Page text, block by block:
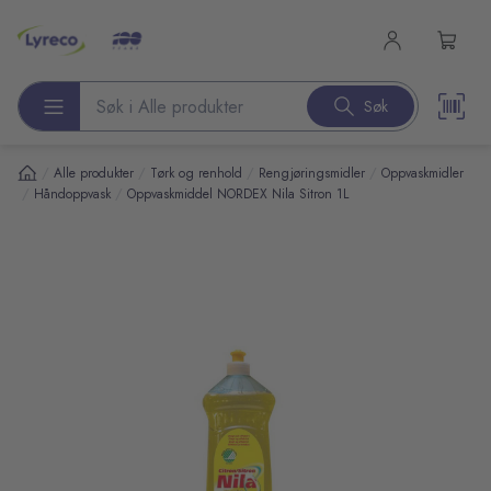
Søk etter produkter Søk
Alle produkter Tørk og renhold Rengjøringsmidler Oppvaskmidler
Håndoppvask Oppvaskmiddel NORDEX Nila Sitron 1L